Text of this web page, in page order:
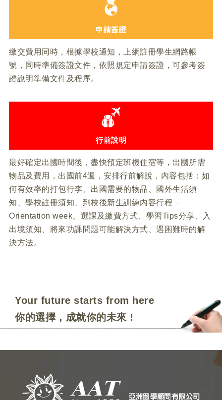
申請簽證
繳交費用同時，根據學校通知，上網註冊學生網路帳
號，同時準備簽證文件，依照規定申請簽證，可參考簽
證說明準備文件及程序。
行前說明
最好確定出國時間後，盡快預定班機住宿等，出國所需
物品及費用，出國前4週，安排行前解說，內容包括：如
何有效率的打包行李、出國需要的物品、國外生活須
知、學校註冊須知、到校後新生訓練內容行程 –
Orientation week、選課及繳費方式、學習Tips分享、入
出境須知、將來功課問題可能解決方式、遇困難時的解
決方法。
Your future starts from here
你的選擇，成就你的未來 !